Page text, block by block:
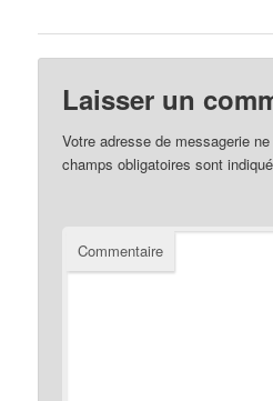
Laisser un
Votre adresse de messagerie
champs obligatoires sont
Commentaire